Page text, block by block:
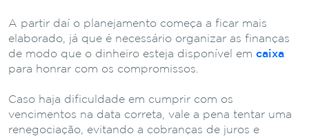
A partir daí o planejamento começa a ficar mais
elaborado, já que é necessário organizar as finanças
de modo que o dinheiro esteja disponível em caixa
para honrar com os compromissos.
Caso haja dificuldade em cumprir com os
vencimentos na data correta, vale a pena tentar uma
renegociação, evitando a cobranças de juros e